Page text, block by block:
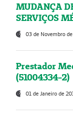
MUDANÇA
SERVIÇOS
03 de Novembro
Prestador
(51004334-2)
01 de Janeiro de